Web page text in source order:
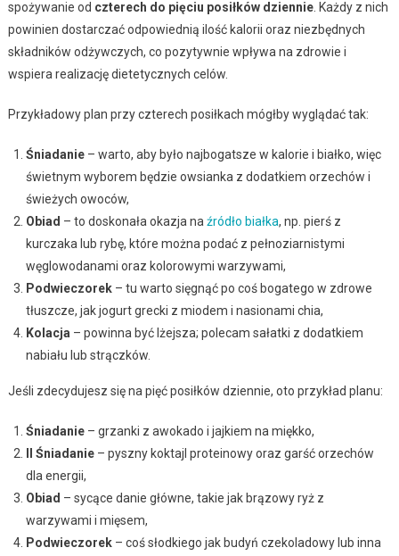
spożywanie od czterech do pięciu posiłków dziennie. Każdy z nich
powinien dostarczać odpowiednią ilość kalorii oraz niezbędnych
składników odżywczych, co pozytywnie wpływa na zdrowie i
wspiera realizację dietetycznych celów.
Przykładowy plan przy czterech posiłkach mógłby wyglądać tak:
Śniadanie– warto, aby było najbogatsze w kalorie i białko, więc
świetnym wyborem będzie owsianka z dodatkiem orzechów i
świeżych owoców,
Obiad – to doskonała okazja na źródło białka, np. pierś z
kurczaka lub rybę, które można podać z pełnoziarnistymi
węglowodanami oraz kolorowymi warzywami,
Podwieczorek– tu warto sięgnąć po coś bogatego w zdrowe
tłuszcze, jak jogurt grecki z miodem i nasionami chia,
Kolacja – powinna być lżejsza; polecam sałatki z dodatkiem
nabiału lub strączków.
Jeśli zdecydujesz się na pięć posiłków dziennie, oto przykład planu:
Śniadanie– grzanki z awokado i jajkiem na miękko,
II Śniadanie– pyszny koktajl proteinowy oraz garść orzechów
dla energii,
Obiad – sycące danie główne, takie jak brązowy ryż z
warzywami i mięsem,
Podwieczorek– coś słodkiego jak budyń czekoladowy lub inna